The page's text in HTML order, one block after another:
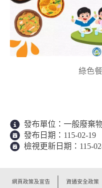
綠色
發布單位： 一般廢棄
發布日期： 115-02-19
檢視更新日期： 115-
網頁政策及宣告 資通安全政策